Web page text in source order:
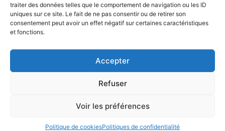
traiter des données telles que le comportement de navigation ou les ID
uniques sur ce site. Le fait de ne pas consentir ou de retirer son
consentement peut avoir un effet négatif sur certaines caractéristiques
et fonctions.
Accepter
Refuser
Voir les préférences
Politique de cookiesPolitiques de confidentialité
Depuis plus de 50 ans, votre partenaire expert pour l’encaissement, le
paiement et la gestion de point de vente.
Nous vous proposons une gamme complète de solutions adaptées à
balances connectées
… Le tout enrichi de
fonctionnalités avancées pour simplifier vos opérations au quotidien.